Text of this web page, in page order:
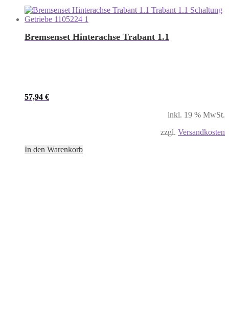
Bremsenset Hinterachse Trabant 1.1
57,94 €
inkl. 19 % MwSt.
zzgl. Versandkosten
In den Warenkorb